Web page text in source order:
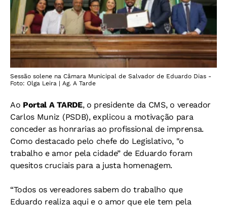
Sessão solene na Câmara Municipal de Salvador de Eduardo Dias -
Foto: Olga Leira | Ag. A Tarde
Ao Portal A TARDE, o presidente da CMS, o vereador
Carlos Muniz (PSDB), explicou a motivação para
conceder as honrarias ao profissional de imprensa.
Como destacado pelo chefe do Legislativo, "o
trabalho e amor pela cidade” de Eduardo foram
quesitos cruciais para a justa homenagem.
“Todos os vereadores sabem do trabalho que
Eduardo realiza aqui e o amor que ele tem pela